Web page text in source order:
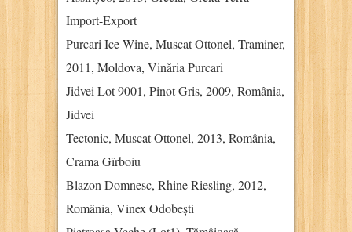
Import-Export
Purcari Ice Wine, Muscat Ottonel, Traminer,
2011, Moldova, Vinăria Purcari
Jidvei Lot 9001, Pinot Gris, 2009, România,
Jidvei
Tectonic, Muscat Ottonel, 2013, România,
Crama Gîrboiu
Blazon Domnesc, Rhine Riesling, 2012,
România, Vinex Odobești